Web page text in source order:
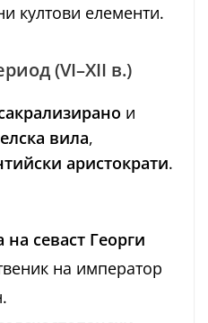
култови елементи.
(VI–XII в.)
и
вила,
аристократи.
на севаст Георги
на император